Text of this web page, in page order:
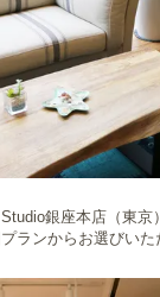
銀座本店（東京
ランからお選びいた